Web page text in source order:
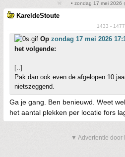
• zondag 17 mei 2026
KareldeStoute
1433 - 1477
Op zondag 17 mei 2026
het volgende:
[..]
Pak dan ook even de afgelopen 10
nietszeggend.
Ga je gang. Ben benieuwd. Weet
het aantal plekken per locatie fors
▼ Advertentie door